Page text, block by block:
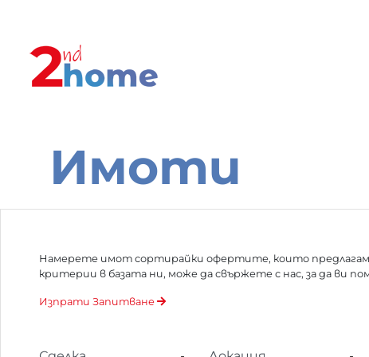
Имоти
Намерете имот сортирайки офертите, които
критерии в базата ни, може да свържете с нас, за да ви
Изпрати Запитване